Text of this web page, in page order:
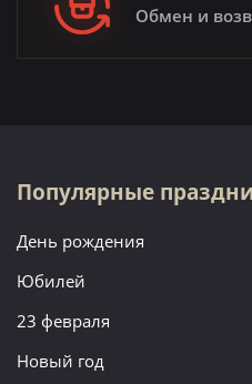
Обмен и
Популярные
День рождения
Юбилей
23 февраля
Новый год